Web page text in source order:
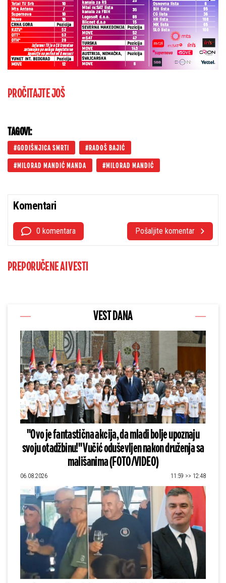
PROČITAJTE JOŠ
TAGOVI:
GODIŠNJICA SMRTI RADOŠ BAJIĆ
MILORAD MANDIĆ MANDA MILORAD MANDIĆ
Komentari
0 komentara Pošaljite komentar
PREPORUČENE AI VESTI
VEST DANA
"Ovo je fantastična akcija, da mladi bolje upoznaju
svoju otadžbinu!" Vučić oduševljen nakon druženja sa
mališanima (FOTO/VIDEO)
06.08.2026 11:59 >> 12:48